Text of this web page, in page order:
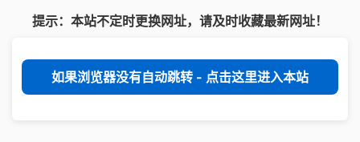
提示：本站不定时更换网址，请及时收藏最新网址！
如果浏览器没有自动跳转 - 点击这里进入本站